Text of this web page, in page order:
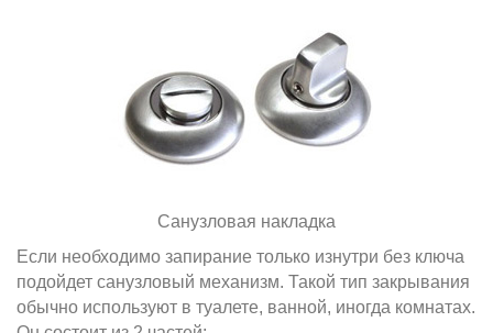
Санузловая накладка
Если необходимо запирание только изнутри без ключа
подойдет санузловый механизм. Такой тип закрывания
обычно используют в туалете, ванной, иногда комнатах.